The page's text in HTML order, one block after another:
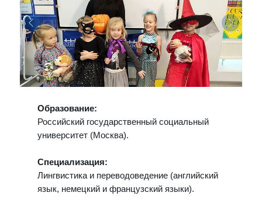
Образование:
Российский государственный социальный
университет (Москва).
Специализация:
Лингвистика и переводоведение (английский
язык, немецкий и французский языки).